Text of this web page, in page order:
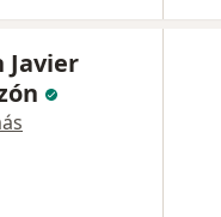
Javier